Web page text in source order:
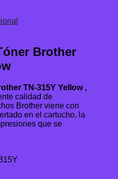
Brother
TN-315Y Yellow ,
calidad de
Brother viene con
en el cartucho, la
que se